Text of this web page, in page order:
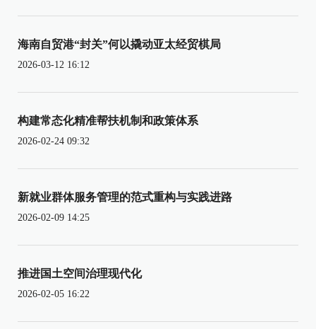
海南自贸港“封关”何以撬动亚太经贸棋局
2026-03-12 16:12
构建常态化精准帮扶机制和政策体系
2026-02-24 09:32
新就业群体服务管理的范式重构与实践进路
2026-02-09 14:25
推进国土空间治理现代化
2026-02-05 16:22